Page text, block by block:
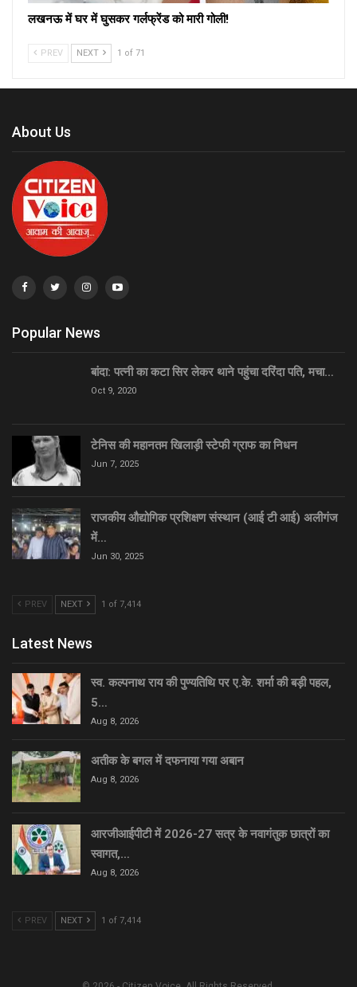
लखनऊ में घर में घुसकर गर्लफ्रेंड को मारी गोली!
PREV NEXT 1 of 71
About Us
Popular News
बांदा: पत्नी का कटा सिर लेकर थाने पहुंचा दरिंदा पति, मचा…
Oct 9, 2020
टेनिस की महानतम खिलाड़ी स्टेफी ग्राफ का निधन
Jun 7, 2025
राजकीय औद्योगिक प्रशिक्षण संस्थान (आई टी आई) अलीगंज
में…
Jun 30, 2025
PREV NEXT 1 of 7,414
Latest News
स्व. कल्पनाथ राय की पुण्यतिथि पर ए.के. शर्मा की बड़ी पहल,
5…
Aug 8, 2026
अतीक के बगल में दफनाया गया अबान
Aug 8, 2026
आरजीआईपीटी में 2026-27 सत्र के नवागंतुक छात्रों का
स्वागत,…
Aug 8, 2026
PREV NEXT 1 of 7,414